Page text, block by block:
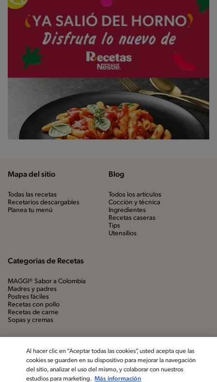
Mapa del sitio
Todas las recetas
Recetarios descargables
Planea tu menú
Blog
Todos los artículos
Cocción y técnica
Ingredientes
Recetas caseras
Tips
Utensílios
Categorias de Recetas
MAGGI® Sabor a Colombia
Madres y padres
Postres fáciles
Recetas con pollo
Recetas de carne
Sopas y cremas
Al hacer clic en “Aceptar todas las cookies”, usted acepta que las
cookies se guarden en su dispositivo para mejorar la navegación
del sitio, analizar el uso del mismo, y colaborar con nuestros
estudios para marketing. Más información